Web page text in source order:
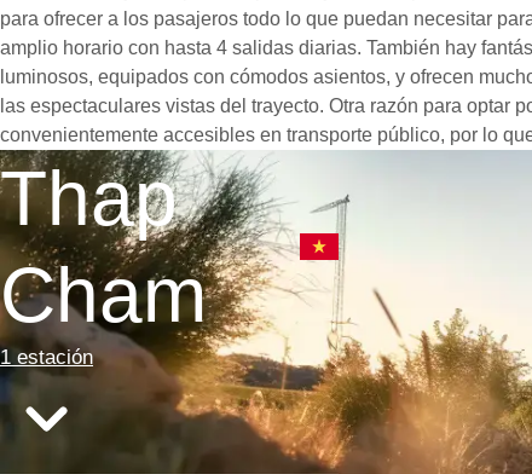
para ofrecer a los pasajeros todo lo que puedan necesitar
amplio horario con hasta 4 salidas diarias. También hay
luminosos, equipados con cómodos asientos, y ofrecen
las espectaculares vistas del trayecto. Otra razón para optar
convenientemente accesibles en transporte público, por lo
Thap
Cham
1 estación